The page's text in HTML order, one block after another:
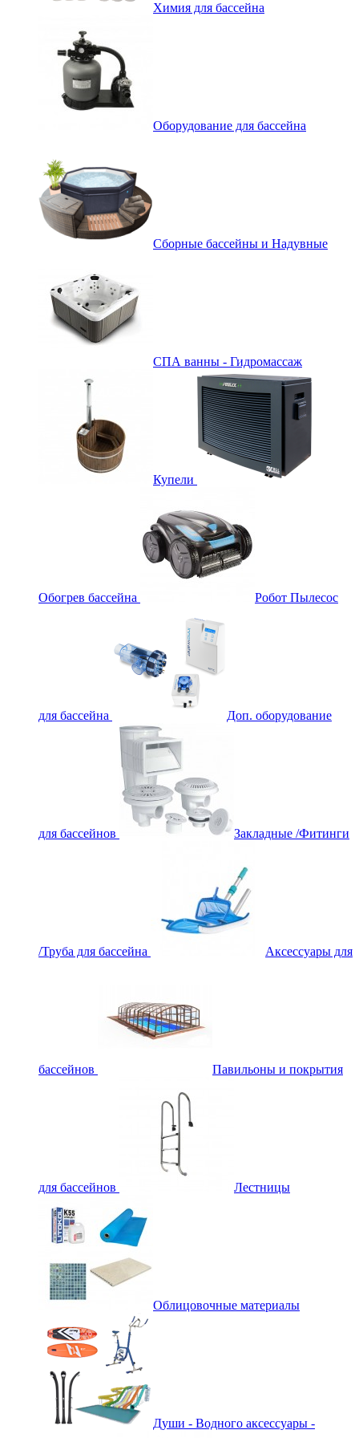
Химия для бассейна
Оборудование для бассейна
Сборные бассейны и Надувные
СПА ванны - Гидромассаж
Купели
Обогрев бассейна Робот Пылесос
для бассейна Доп. оборудование
для бассейнов Закладные /Фитинги
/Труба для бассейна Аксессуары для
бассейнов Павильоны и покрытия
для бассейнов Лестницы
Облицовочные материалы
Души - Водного аксессуары -